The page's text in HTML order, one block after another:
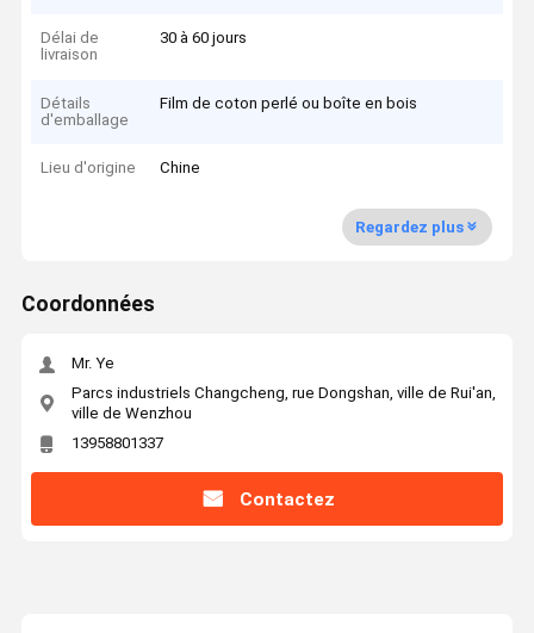
Délai de
livraison
30 à 60 jours
Détails
d'emballage
Film de coton perlé ou boîte en bois
Lieu d'origine Chine
Regardez plus
Coordonnées
Mr. Ye
Parcs industriels Changcheng, rue Dongshan, ville de Rui'an,
ville de Wenzhou
13958801337
Contactez